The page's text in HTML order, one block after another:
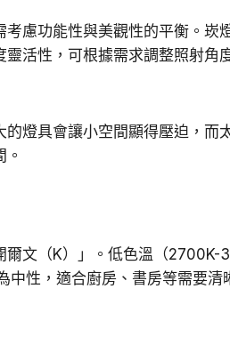
慮功能性與美觀性的平衡。
活性，可根據需求調整照射
燈具會讓小空間顯得壓迫，
文（K）」。低色溫（
中性，適合廚房、書房等需要